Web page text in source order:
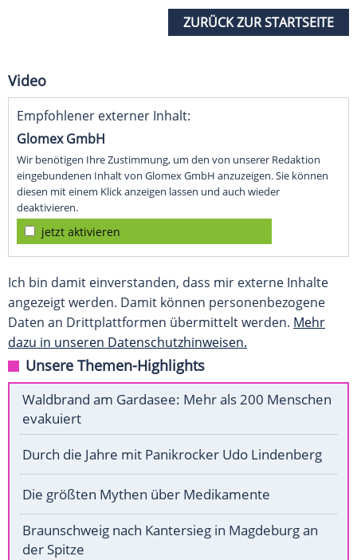
ZURÜCK ZUR STARTSEITE
Video
Empfohlener externer Inhalt:
Glomex GmbH
Wir benötigen Ihre Zustimmung, um den von unserer Redaktion
eingebundenen Inhalt von Glomex GmbH anzuzeigen. Sie können
diesen mit einem Klick anzeigen lassen und auch wieder
deaktivieren.
jetzt aktivieren
Ich bin damit einverstanden, dass mir externe Inhalte
angezeigt werden. Damit können personenbezogene
Daten an Drittplattformen übermittelt werden. Mehr
dazu in unseren Datenschutzhinweisen.
Unsere Themen-Highlights
Waldbrand am Gardasee: Mehr als 200 Menschen
evakuiert
Durch die Jahre mit Panikrocker Udo Lindenberg
Die größten Mythen über Medikamente
Braunschweig nach Kantersieg in Magdeburg an
der Spitze